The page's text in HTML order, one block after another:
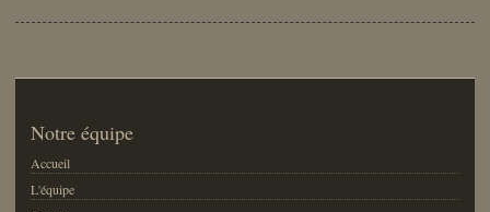
Notre équipe
Accueil
L'équipe